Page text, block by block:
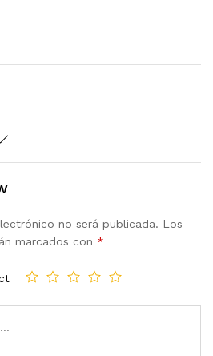
no será publicada. Los
marcados con *